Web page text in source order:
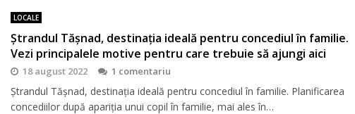
LOCALE
Ștrandul Tășnad, destinația ideală pentru concediul în familie.
Vezi principalele motive pentru care trebuie să ajungi aici
18 august 2022 1 comentariu
Ștrandul Tășnad, destinația ideală pentru concediul în familie. Planificarea
concediilor după apariția unui copil în familie, mai ales în…